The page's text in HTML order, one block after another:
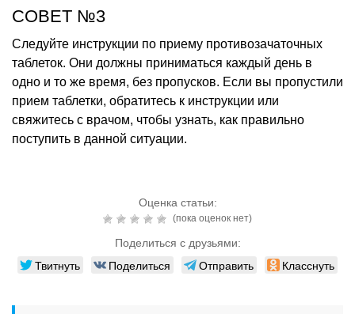
СОВЕТ №3
Следуйте инструкции по приему противозачаточных
таблеток. Они должны приниматься каждый день в
одно и то же время, без пропусков. Если вы пропустили
прием таблетки, обратитесь к инструкции или
свяжитесь с врачом, чтобы узнать, как правильно
поступить в данной ситуации.
Оценка статьи:
(пока оценок нет)
Поделиться с друзьями:
Твитнуть Поделиться Отправить Класснуть